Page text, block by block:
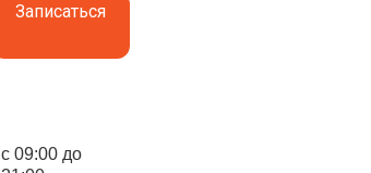
Записаться
с 09:00 до